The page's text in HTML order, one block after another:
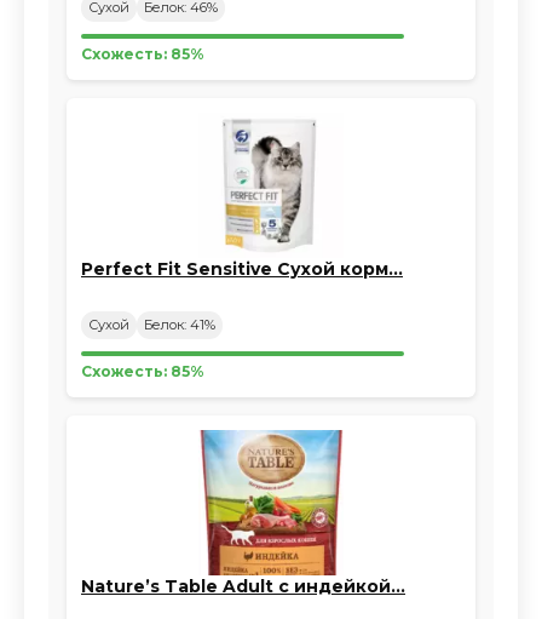
Сухой Белок: 46%
Схожесть: 85%
Perfect Fit Sensitive Сухой корм…
Сухой Белок: 41%
Схожесть: 85%
Nature’s Table Adult с индейкой…